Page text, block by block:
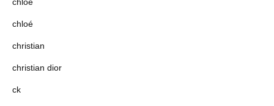
chloé
christian
christian dior
ck